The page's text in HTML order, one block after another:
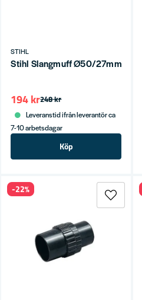
STIHL
Stihl Slangmuff Ø50/27mm
248 kr
194 kr
Leveranstid ifrån leverantör ca
7-10 arbetsdagar
Köp
-22%